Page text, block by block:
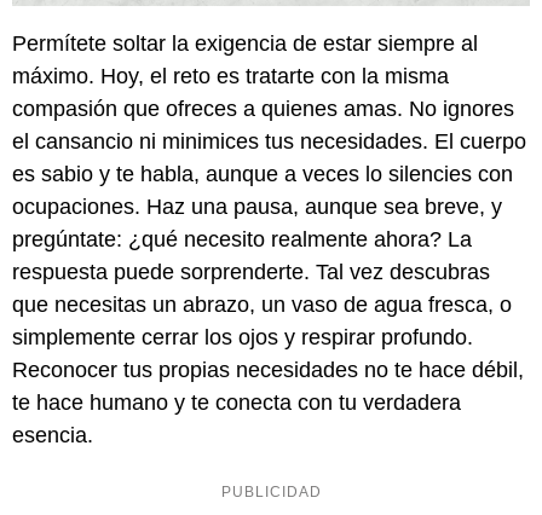
Permítete soltar la exigencia de estar siempre al
máximo. Hoy, el reto es tratarte con la misma
compasión que ofreces a quienes amas. No ignores
el cansancio ni minimices tus necesidades. El cuerpo
es sabio y te habla, aunque a veces lo silencies con
ocupaciones. Haz una pausa, aunque sea breve, y
pregúntate: ¿qué necesito realmente ahora? La
respuesta puede sorprenderte. Tal vez descubras
que necesitas un abrazo, un vaso de agua fresca, o
simplemente cerrar los ojos y respirar profundo.
Reconocer tus propias necesidades no te hace débil,
te hace humano y te conecta con tu verdadera
esencia.